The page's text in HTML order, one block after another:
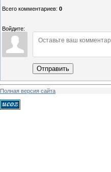
Всего комментариев: 0
Войдите:
Отправить
Полная версия сайта